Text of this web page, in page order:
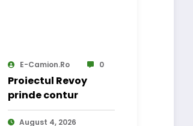
E-Camion.ro 0
Proiectul Revoy
prinde contur
August 4, 2026